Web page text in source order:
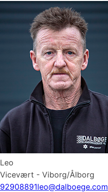
Leo
Vicevært - Viborg/Ålborg
92908891leo@dalboege.com